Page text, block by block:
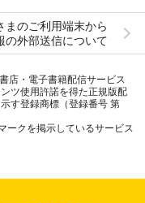
まのご利用端末から
の外部送信について
店・電子書籍配信サービス
ツ使用許諾を得た正規版配
す登録商標（登録番号 第
ークを掲示しているサービス